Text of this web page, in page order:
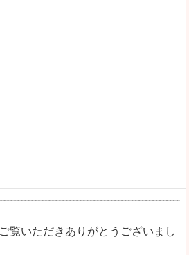
覧いただきありがとうございまし